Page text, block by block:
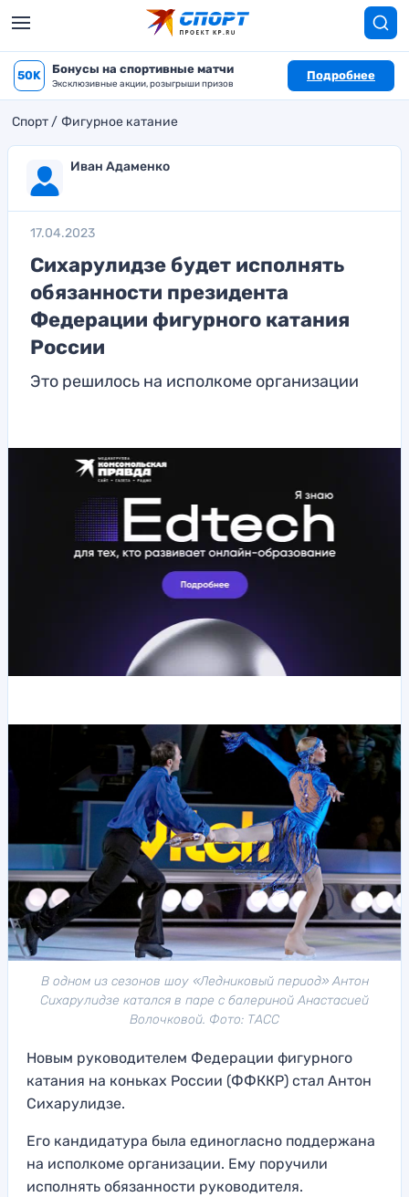
50K Бонусы на спортивные матчи
Эксклюзивные акции, розыгрыши призов
Подробнее
Спорт Фигурное катание
Иван Адаменко
17.04.2023
Сихарулидзе будет исполнять
обязанности президента
Федерации фигурного катания
России
Это решилось на исполкоме организации
В одном из сезонов шоу «Ледниковый период» Антон
Сихарулидзе катался в паре с балериной Анастасией
Волочковой. Фото: ТАСС
Новым руководителем Федерации фигурного
катания на коньках России (ФФККР) стал Антон
Сихарулидзе.
Его кандидатура была единогласно поддержана
на исполкоме организации. Ему поручили
исполнять обязанности руководителя.